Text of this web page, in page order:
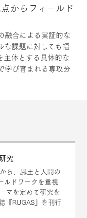
からフィールド
融合による実証的な
な課題に対しても幅
主体とする具体的な
学び育まれる専攻分
究
ら、風土と人間の
ルドワークを重視
マを定めて研究を
『RUGAS』を刊行